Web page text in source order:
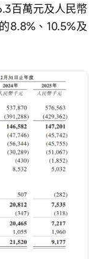
百萬元及人民幣
8.8%、10.5%及